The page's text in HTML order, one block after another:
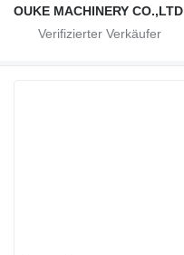
OUKE MACHINERY CO.,LTD